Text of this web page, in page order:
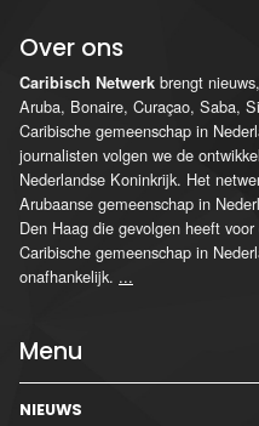
Over ons
Caribisch Netwerk brengt
Aruba, Bonaire, Curaçao, Saba,
Caribische gemeenschap in
journalisten volgen we de
Nederlandse Koninkrijk. Het
Arubaanse gemeenschap in
Den Haag die gevolgen heeft
Caribische gemeenschap in
onafhankelijk. ...
Menu
NIEUWS